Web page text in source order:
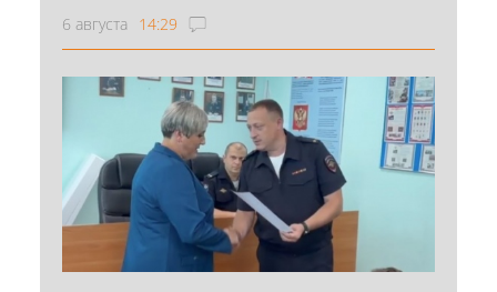
6 августа 14:29